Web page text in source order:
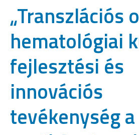
„Transzlációs
hematológiai
fejlesztési és
innovációs
tevékenység